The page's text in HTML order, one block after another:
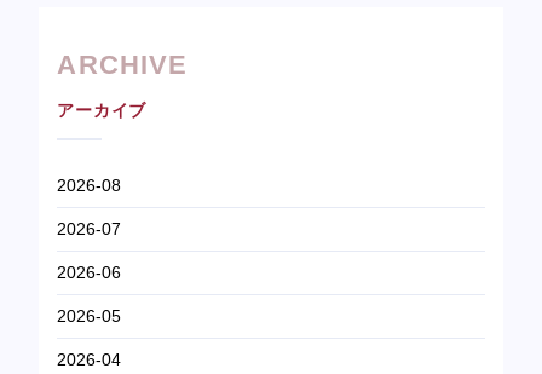
ARCHIVE
アーカイブ
2026-08
2026-07
2026-06
2026-05
2026-04